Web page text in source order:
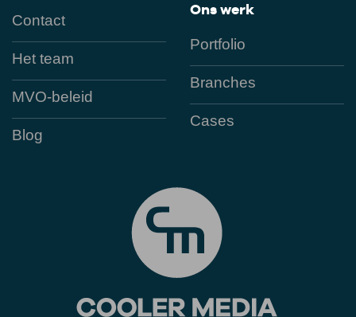
Contact
Het team
MVO-beleid
Blog
Ons werk
Portfolio
Branches
Cases